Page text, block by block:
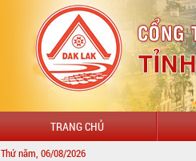
TRANG CHỦ
Thứ năm, 06/08/2026